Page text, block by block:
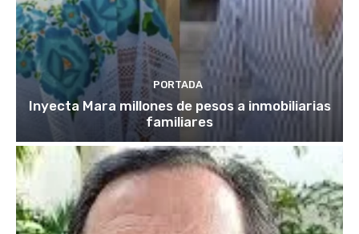
PORTADA
Inyecta Mara millones de pesos a inmobiliarias
familiares